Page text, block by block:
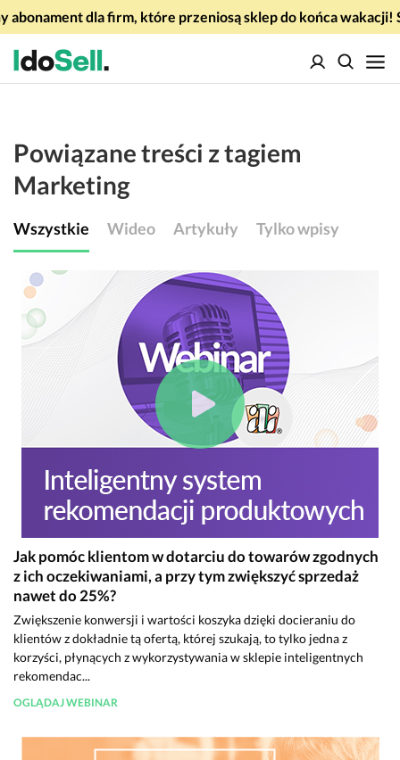
abonament dla firm, które przeniosą sklep do końca wakacji!
Powiązane treści z tagiem
Marketing
Wszystkie Wideo Artykuły Tylko wpisy
Jak pomóc klientom w dotarciu do towarów zgodnych
z ich oczekiwaniami, a przy tym zwiększyć sprzedaż
nawet do 25%?
Zwiększenie konwersji i wartości koszyka dzięki docieraniu do
klientów z dokładnie tą ofertą, której szukają, to tylko jedna z
korzyści, płynących z wykorzystywania w sklepie inteligentnych
rekomendac...
OGLĄDAJ WEBINAR